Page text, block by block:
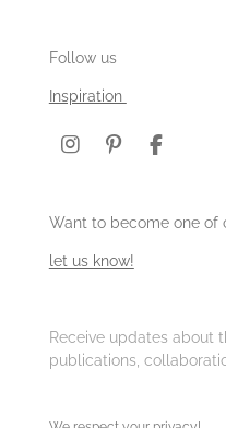
Follow us
Inspiration
I
a
r
P
t
e
e
F
b
Want to become one of
let us know!
Receive updates about
publications,